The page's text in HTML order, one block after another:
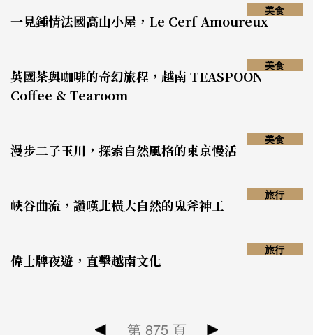
一見鍾情法國高山小屋，Le Cerf Amoureux
美食
英國茶與咖啡的奇幻旅程，越南 TEASPOON
Coffee & Tearoom
美食
漫步二子玉川，探索自然風格的東京慢活
美食
峽谷曲流，讚嘆北橫大自然的鬼斧神工
旅行
偉士牌夜遊，直擊越南文化
旅行
第 875 頁